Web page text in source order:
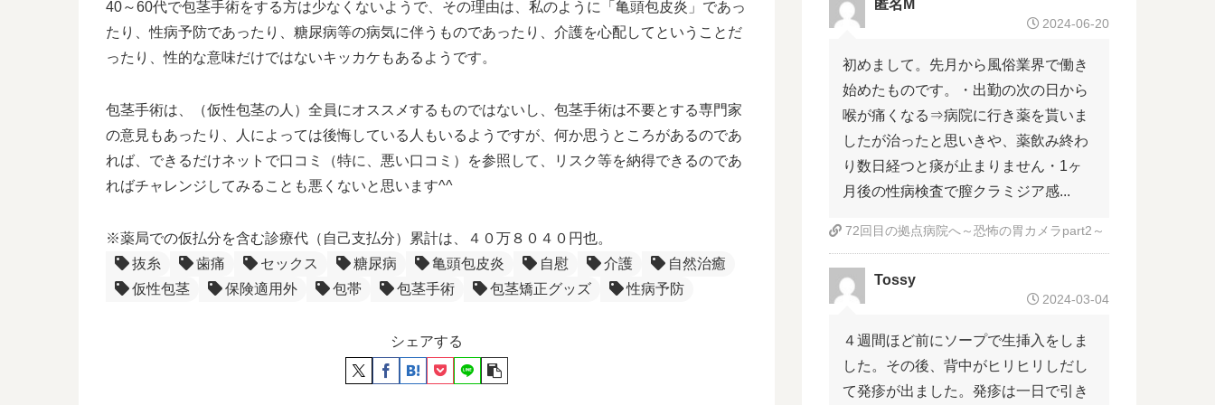
40～60代で包茎手術をする方は少なくないようで、その理由は、私のように「亀頭包皮炎」であっ
たり、性病予防であったり、糖尿病等の病気に伴うものであったり、介護を心配してということだ
ったり、性的な意味だけではないキッカケもあるようです。
包茎手術は、（仮性包茎の人）全員にオススメするものではないし、包茎手術は不要とする専門家
の意見もあったり、人によっては後悔している人もいるようですが、何か思うところがあるのであ
れば、できるだけネットで口コミ（特に、悪い口コミ）を参照して、リスク等を納得できるのであ
ればチャレンジしてみることも悪くないと思います^^
※薬局での仮払分を含む診療代（自己支払分）累計は、４０万８０４０円也。
抜糸
歯痛 セックス 糖尿病 亀頭包皮炎 自慰 介護
自然治癒
仮性包茎
保険適用外 包帯 包茎手術 包茎矯正グッズ 性病予防
シェアする
匿名M
2024-06-20
初めまして。先月から風俗業界で働き
始めたものです。・出勤の次の日から
喉が痛くなる⇒病院に行き薬を貰いま
したが治ったと思いきや、薬飲み終わ
り数日経つと痰が止まりません・1ヶ
月後の性病検査で膣クラミジア感...
72回目の拠点病院へ～恐怖の胃カメラpart2～
Tossy
2024-03-04
４週間ほど前にソープで生挿入をしま
した。その後、背中がヒリヒリしだし
て発疹が出ました。発疹は一日で引き